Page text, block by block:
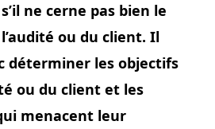
ne cerne pas bien le
ou du client. Il
déterminer les objectifs
ou du client et les
menacent leur